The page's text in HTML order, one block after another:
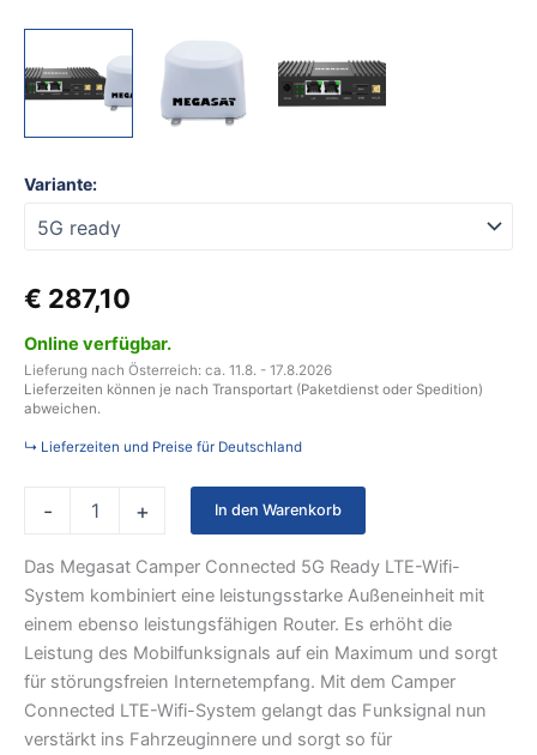
Variante:
€ 287,10
Online verfügbar.
Lieferung nach Österreich: ca. 11.8. - 17.8.2026
Lieferzeiten können je nach Transportart (Paketdienst oder Spedition)
abweichen.
↳ Lieferzeiten und Preise für Deutschland
- + In den Warenkorb
Das Megasat Camper Connected 5G Ready LTE-Wifi-
System kombiniert eine leistungsstarke Außeneinheit mit
einem ebenso leistungsfähigen Router. Es erhöht die
Leistung des Mobilfunksignals auf ein Maximum und sorgt
für störungsfreien Internetempfang. Mit dem Camper
Connected LTE-Wifi-System gelangt das Funksignal nun
verstärkt ins Fahrzeuginnere und sorgt so für